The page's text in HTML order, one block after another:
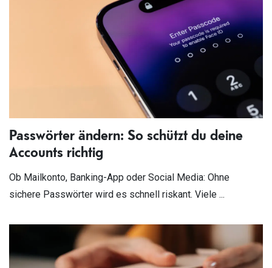
Passwörter ändern: So schützt du deine
Accounts richtig
Ob Mailkonto, Banking-App oder Social Media: Ohne
sichere Passwörter wird es schnell riskant. Viele ...